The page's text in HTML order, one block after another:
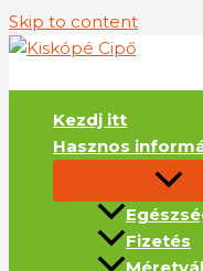
Skip to content
Kezdj itt
Hasznos
Fizetés